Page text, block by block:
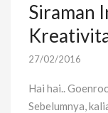
Siraman
27/02/2016
Hai hai..
Sebelumnya,